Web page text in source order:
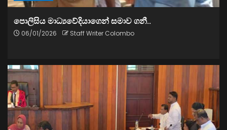
පොලිසිය මාධ්‍යවේදියාගෙන් සමාව ගනී..
06/01/2026 Staff Writer Colombo